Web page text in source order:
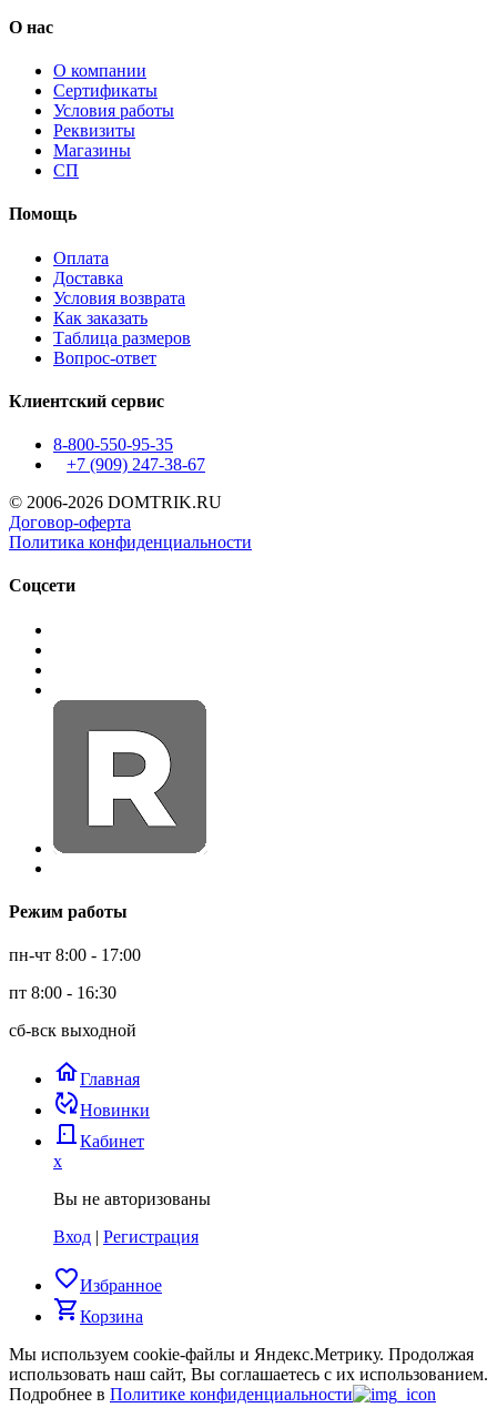
О нас
О компании
Сертификаты
Условия работы
Реквизиты
Магазины
СП
Помощь
Оплата
Доставка
Условия возврата
Как заказать
Таблица размеров
Вопрос-ответ
Клиентский сервис
8-800-550-95-35
+7 (909) 247-38-67
© 2006-2026 DOMTRIK.RU
Договор-оферта
Политика конфиденциальности
Соцсети
Режим работы
пн-чт 8:00 - 17:00
пт 8:00 - 16:30
сб-вск выходной
homeГлавная
published_with_changesНовинки
door_back Кабинет
x
Вы не авторизованы
Вход | Регистрация
favorite_borderИзбранное
shopping_cartКорзина
Мы используем cookie-файлы и Яндекс.Метрику. Продолжая
использовать наш сайт, Вы соглашаетесь с их использованием.
Подробнее в Политике конфиденциальности